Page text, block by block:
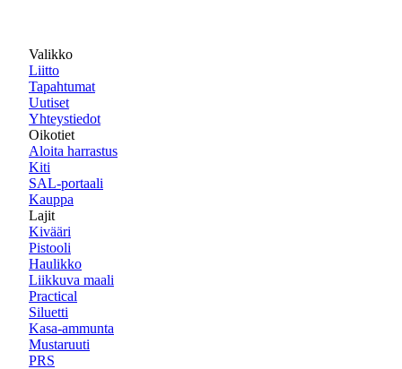
Valikko
Liitto
Tapahtumat
Uutiset
Yhteystiedot
Oikotiet
Aloita harrastus
Kiti
SAL-portaali
Kauppa
Lajit
Kivääri
Pistooli
Haulikko
Liikkuva maali
Practical
Siluetti
Kasa-ammunta
Mustaruuti
PRS